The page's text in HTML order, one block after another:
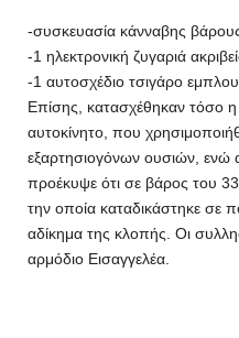
-συσκευασία κάνναβης
-1 ηλεκτρονική ζυγαριά
-1 αυτοσχέδιο τσιγάρο
Επίσης, κατασχέθηκαν τόσο η
αυτοκίνητο, που
εξαρτησιογόνων ουσιών, ενώ
προέκυψε ότι σε βάρος του
την οποία καταδικάστηκε σε
αδίκημα της κλοπής. Οι
αρμόδιο Εισαγγελέα.